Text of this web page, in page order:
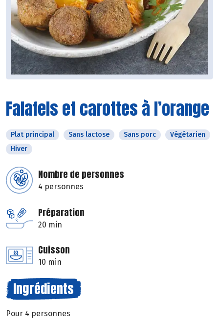
Falafels et carottes à l’orange
Plat principal Sans lactose Sans porc
Végétarien
Hiver
Nombre de personnes
4 personnes
Préparation
20 min
Cuisson
10 min
Ingrédients
Pour 4 personnes